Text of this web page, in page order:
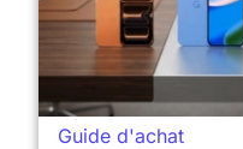
Guide d'achat